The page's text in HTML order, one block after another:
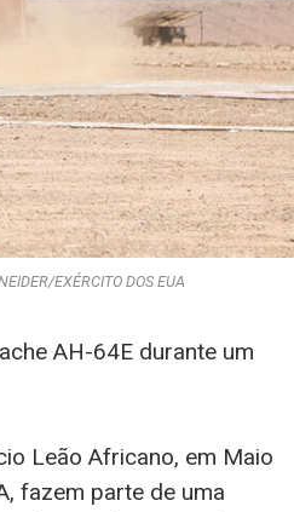
EXÉRCITO DOS EUA
AH-64E durante um
Leão Africano, em Maio
fazem parte de uma